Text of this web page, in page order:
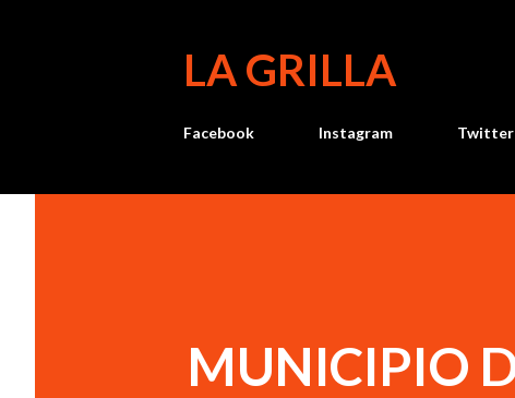
LA GRILLA
Facebook Instagram Twitter
MUNICIPIO